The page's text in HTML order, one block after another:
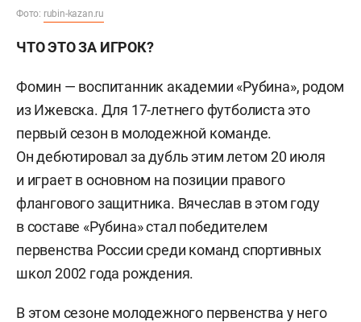
Фото: rubin-kazan.ru
ЧТО ЭТО ЗА ИГРОК?
Фомин — воспитанник академии «Рубина», родом
из Ижевска. Для 17-летнего футболиста это
первый сезон в молодежной команде.
Он дебютировал за дубль этим летом 20 июля
и играет в основном на позиции правого
флангового защитника. Вячеслав в этом году
в составе «Рубина» стал победителем
первенства России среди команд спортивных
школ 2002 года рождения.
В этом сезоне молодежного первенства у него